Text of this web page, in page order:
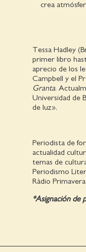
crea
Tessa Hadley
primer libro
aprecio de los
Campbell y el
Granta.
Universidad de
de luz».
Periodista de
actualidad
temas de
Periodismo
Ràdio
*Asignación de